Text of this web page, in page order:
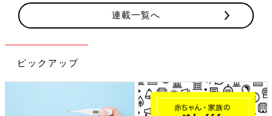
痛みがなく体力的にも精神的にも落ち着いていたので、出産する
持ちも励まされましたし、無痛分娩でなければLINEをする余裕
「あ、泣き声が聞こえない…」まさかの“新生児仮
連載一覧へ
ピックアップ